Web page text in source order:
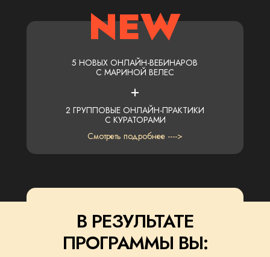
NEW
5 НОВЫХ ОНЛАЙН-ВЕБИНАРОВ
С МАРИНОЙ ВЕЛЕС
+
2 ГРУППОВЫЕ ОНЛАЙН-ПРАКТИКИ
С КУРАТОРАМИ
Смотреть подробнее ---->
В РЕЗУЛЬТАТЕ
ПРОГРАММЫ ВЫ: